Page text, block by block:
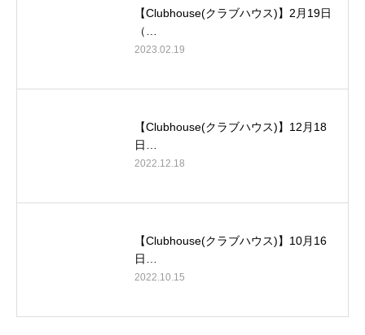
【Clubhouse(クラブハウス)】2月19日
（…
2023.02.19
【Clubhouse(クラブハウス)】12月18
日…
2022.12.18
【Clubhouse(クラブハウス)】10月16
日…
2022.10.15